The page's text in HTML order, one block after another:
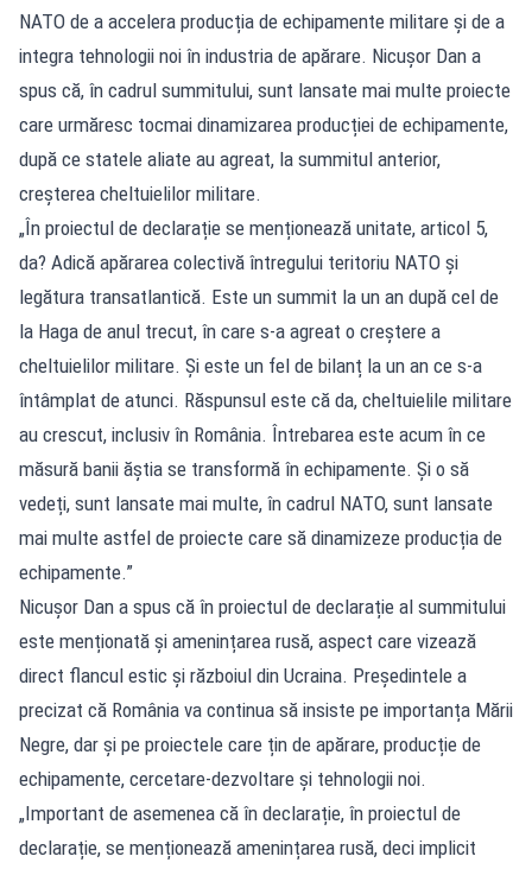
NATO de a accelera producția de echipamente militare și de a
integra tehnologii noi în industria de apărare. Nicușor Dan a
spus că, în cadrul summitului, sunt lansate mai multe proiecte
care urmăresc tocmai dinamizarea producției de echipamente,
după ce statele aliate au agreat, la summitul anterior,
creșterea cheltuielilor militare.
„În proiectul de declarație se menționează unitate, articol 5,
da? Adică apărarea colectivă întregului teritoriu NATO și
legătura transatlantică. Este un summit la un an după cel de
la Haga de anul trecut, în care s-a agreat o creștere a
cheltuielilor militare. Și este un fel de bilanț la un an ce s-a
întâmplat de atunci. Răspunsul este că da, cheltuielile militare
au crescut, inclusiv în România. Întrebarea este acum în ce
măsură banii ăștia se transformă în echipamente. Și o să
vedeți, sunt lansate mai multe, în cadrul NATO, sunt lansate
mai multe astfel de proiecte care să dinamizeze producția de
echipamente.”
Nicușor Dan a spus că în proiectul de declarație al summitului
este menționată și amenințarea rusă, aspect care vizează
direct flancul estic și războiul din Ucraina. Președintele a
precizat că România va continua să insiste pe importanța Mării
Negre, dar și pe proiectele care țin de apărare, producție de
echipamente, cercetare-dezvoltare și tehnologii noi.
„Important de asemenea că în declarație, în proiectul de
declarație, se menționează amenințarea rusă, deci implicit